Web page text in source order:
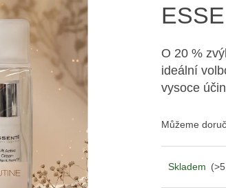
O 20 %
ideální
vysoce
Můžeme
Skladem
HLEDAT
Doporučujeme